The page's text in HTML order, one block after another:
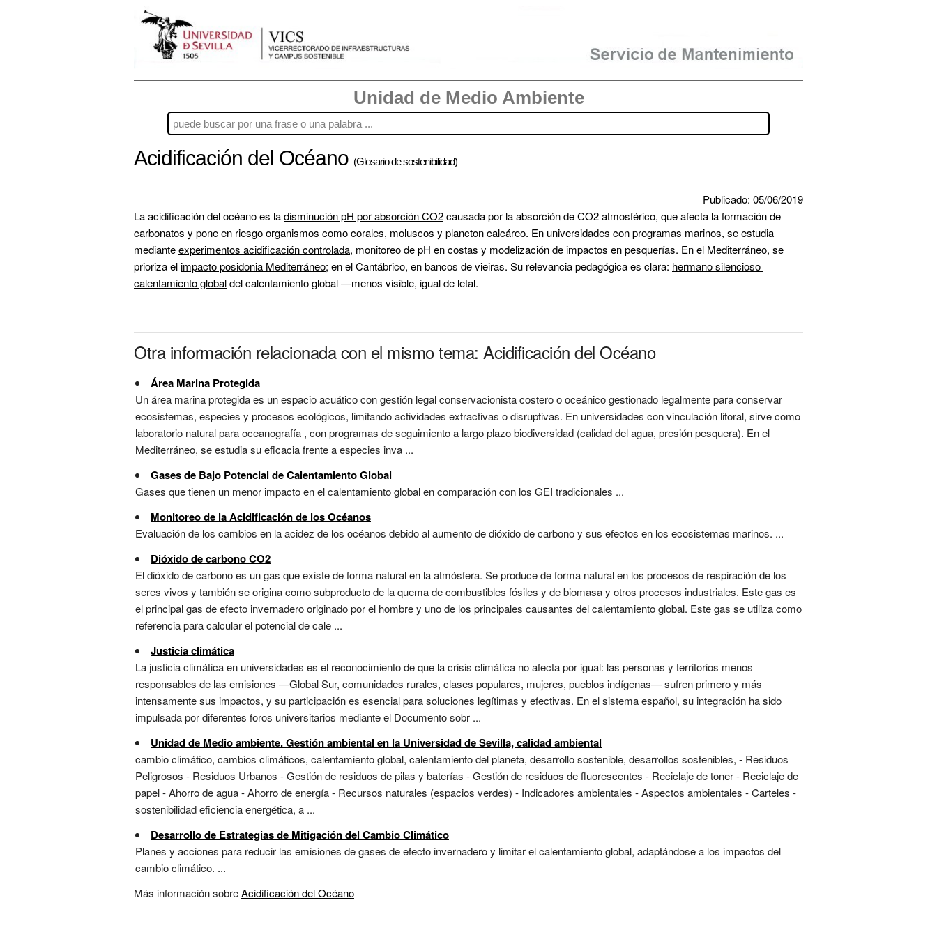
Unidad de Medio Ambiente
Acidificación del Océano (Glosario de sostenibilidad)
Publicado: 05/06/2019
La acidificación del océano es la disminución pH por absorción CO2 causada por la absorción de CO2 atmosférico, que afecta la formación de
carbonatos y pone en riesgo organismos como corales, moluscos y plancton calcáreo. En universidades con programas marinos, se estudia
mediante experimentos acidificación controlada, monitoreo de pH en costas y modelización de impactos en pesquerías. En el Mediterráneo, se
prioriza el impacto posidonia Mediterráneo; en el Cantábrico, en bancos de vieiras. Su relevancia pedagógica es clara: hermano silencioso
calentamiento global del calentamiento global —menos visible, igual de letal.
Otra información relacionada con el mismo tema: Acidificación del Océano
Área Marina Protegida
Un área marina protegida es un espacio acuático con gestión legal conservacionista costero o oceánico gestionado legalmente para conservar
ecosistemas, especies y procesos ecológicos, limitando actividades extractivas o disruptivas. En universidades con vinculación litoral, sirve como
laboratorio natural para oceanografía , con programas de seguimiento a largo plazo biodiversidad (calidad del agua, presión pesquera). En el
Mediterráneo, se estudia su eficacia frente a especies inva ...
Gases de Bajo Potencial de Calentamiento Global
Gases que tienen un menor impacto en el calentamiento global en comparación con los GEI tradicionales ...
Monitoreo de la Acidificación de los Océanos
Evaluación de los cambios en la acidez de los océanos debido al aumento de dióxido de carbono y sus efectos en los ecosistemas marinos. ...
Dióxido de carbono CO2
El dióxido de carbono es un gas que existe de forma natural en la atmósfera. Se produce de forma natural en los procesos de respiración de los
seres vivos y también se origina como subproducto de la quema de combustibles fósiles y de biomasa y otros procesos industriales. Este gas es
el principal gas de efecto invernadero originado por el hombre y uno de los principales causantes del calentamiento global. Este gas se utiliza como
referencia para calcular el potencial de cale ...
Justicia climática
La justicia climática en universidades es el reconocimiento de que la crisis climática no afecta por igual: las personas y territorios menos
responsables de las emisiones —Global Sur, comunidades rurales, clases populares, mujeres, pueblos indígenas— sufren primero y más
intensamente sus impactos, y su participación es esencial para soluciones legítimas y efectivas. En el sistema español, su integración ha sido
impulsada por diferentes foros universitarios mediante el Documento sobr ...
Unidad de Medio ambiente. Gestión ambiental en la Universidad de Sevilla, calidad ambiental
cambio climático, cambios climáticos, calentamiento global, calentamiento del planeta, desarrollo sostenible, desarrollos sostenibles, - Residuos
Peligrosos - Residuos Urbanos - Gestión de residuos de pilas y baterías - Gestión de residuos de fluorescentes - Reciclaje de toner - Reciclaje de
papel - Ahorro de agua - Ahorro de energía - Recursos naturales (espacios verdes) - Indicadores ambientales - Aspectos ambientales - Carteles -
sostenibilidad eficiencia energética, a ...
Desarrollo de Estrategias de Mitigación del Cambio Climático
Planes y acciones para reducir las emisiones de gases de efecto invernadero y limitar el calentamiento global, adaptándose a los impactos del
cambio climático. ...
Más información sobreAcidificación del Océano